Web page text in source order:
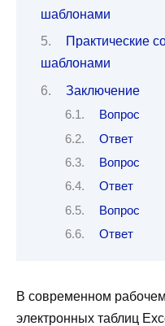
шаблонами
Практические
шаблонами
Заключение
Вопрос
Ответ
Вопрос
Ответ
Вопрос
Ответ
В современном
электронных таблиц